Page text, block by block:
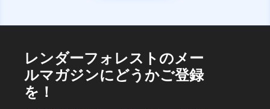
レンダーフォレストのメー
ルマガジンにどうかご登録
を！